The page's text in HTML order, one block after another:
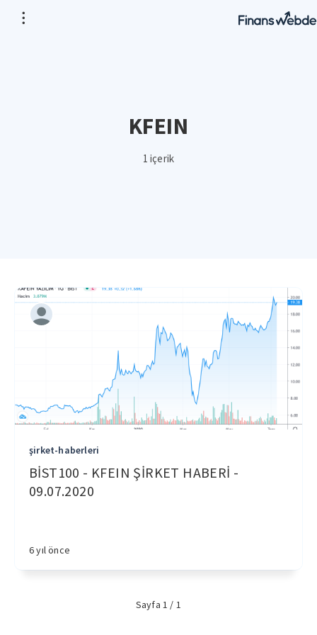
KFEIN
1 içerik
şirket-haberleri
BİST100 - KFEIN ŞİRKET HABERİ -
09.07.2020
6 yıl önce
Sayfa 1 / 1